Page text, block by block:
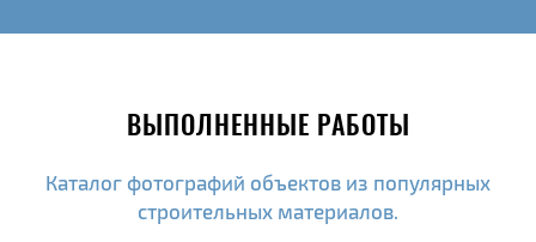
ВЫПОЛНЕННЫЕ РАБОТЫ
Каталог фотографий объектов из популярных
строительных материалов.